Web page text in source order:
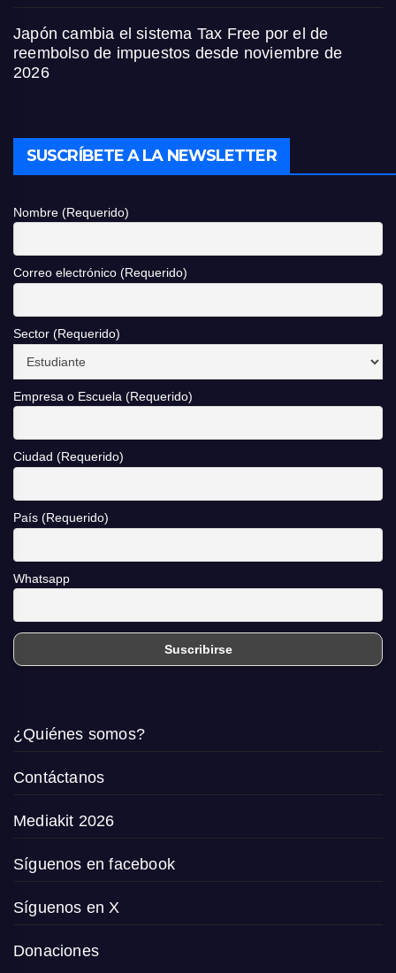
Japón cambia el sistema Tax Free por el de
reembolso de impuestos desde noviembre de
2026
SUSCRÍBETE A LA NEWSLETTER
Nombre (Requerido)
Correo electrónico (Requerido)
Sector (Requerido)
Empresa o Escuela (Requerido)
Ciudad (Requerido)
País (Requerido)
Whatsapp
¿Quiénes somos?
Contáctanos
Mediakit 2026
Síguenos en facebook
Síguenos en X
Donaciones